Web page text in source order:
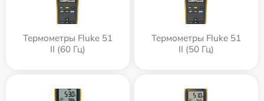
Термометры Fluke 51
II (60 Гц)
Термометры Fluke 51
II (50 Гц)